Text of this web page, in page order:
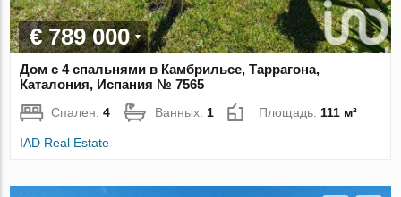
€ 789 000
Дом с 4 спальнями в Камбрильсе, Таррагона,
Каталония, Испания № 7565
Спален:4 Ванных: 1 Площадь: 111 м²
IAD Real Estate